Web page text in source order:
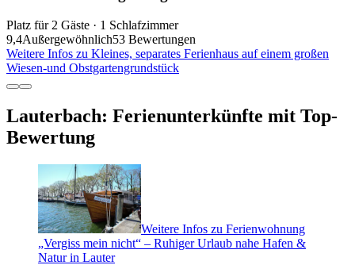
Platz für 2 Gäste · 1 Schlafzimmer
9,4Außergewöhnlich53 Bewertungen
Weitere Infos zu Kleines, separates Ferienhaus auf einem großen
Wiesen-und Obstgartengrundstück
Lauterbach: Ferienunterkünfte mit Top-
Bewertung
Weitere Infos zu Ferienwohnung
„Vergiss mein nicht“ – Ruhiger Urlaub nahe Hafen &
Natur in Lauter